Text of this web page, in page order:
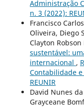
Administração
n. 3 (2022):
Francisco
Oliveira, Diego
Clayton
sustentável:
internacional ,
Contabilidade
REUNIR
David Nunes
Grayceane